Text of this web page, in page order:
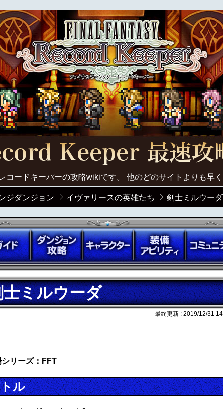
コードキーパーの攻略wikiです。 他のどのサイトよりも早
ジダンジョン イヴァリースの英雄たち 剣士ミルウーダ
士ミルウーダ
最終更新 : 2019/12/31
リーズ：FFT
ル